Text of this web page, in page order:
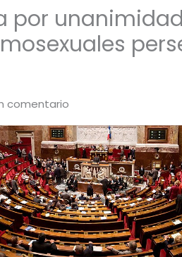
por
comentario